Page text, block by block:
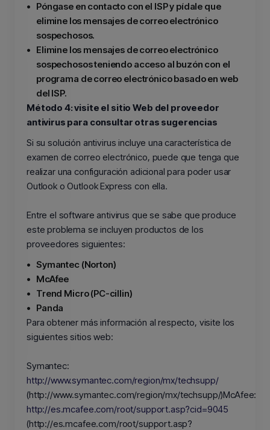
• Póngase en contacto con el ISP y pídale que
elimine los mensajes de correo electrónico
sospechosos.
• Elimine los mensajes de correo electrónico
sospechosos teniendo acceso al buzón con el
programa de correo electrónico basado en web
del ISP.
Método 4: visite el sitio Web del proveedor
antivirus para consultar otras sugerencias
Si su solución antivirus incluye una característica de
examen de correo electrónico, puede que tenga que
realizar una configuración adicional para poder usar
Outlook o Outlook Express con ella.
Entre el software antivirus que se sabe que produce
este problema se incluyen productos de los
proveedores siguientes:
• Symantec (Norton)
• McAfee
• Trend Micro (PC-cillin)
• Panda
Para obtener más información al respecto, visite los
siguientes sitios web:
Symantec:
http://www.symantec.com/region/mx/techsupp/
(http://www.symantec.com/region/mx/techsupp/)McAfee:
http://es.mcafee.com/root/support.asp?cid=9045
(http://es.mcafee.com/root/support.asp?